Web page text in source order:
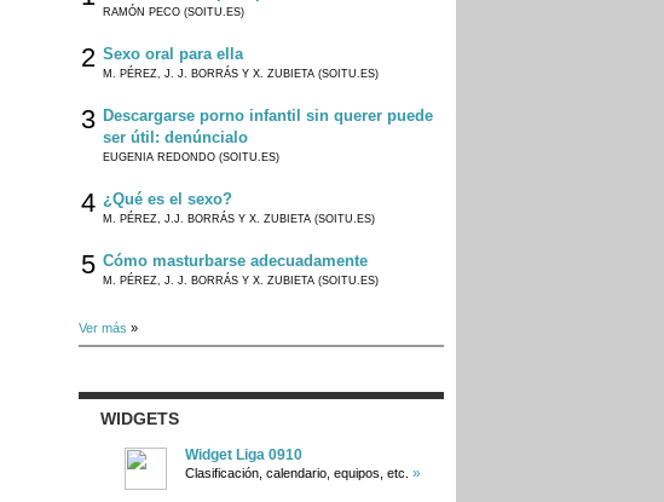
RAMÓN PECO (SOITU.ES)
2 Sexo oral para ella
M. PÉREZ, J. J. BORRÁS Y X. ZUBIETA (SOITU.ES)
3 Descargarse porno infantil sin querer puede
ser útil: denúncialo
EUGENIA REDONDO (SOITU.ES)
4 ¿Qué es el sexo?
M. PÉREZ, J.J. BORRÁS Y X. ZUBIETA (SOITU.ES)
5 Cómo masturbarse adecuadamente
M. PÉREZ, J. J. BORRÁS Y X. ZUBIETA (SOITU.ES)
Ver más »
WIDGETS
Widget Liga 0910
Clasificación, calendario, equipos, etc. »